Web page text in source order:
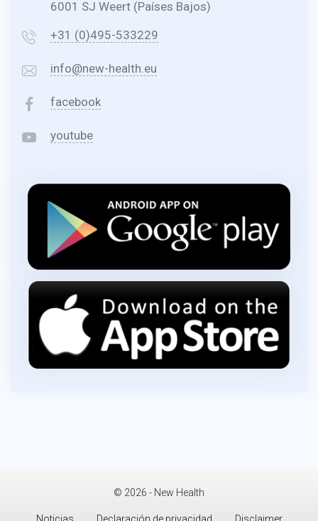
6001 SJ Weert (Países Bajos)
+31 (0)495-533229
info@new-health.eu
facebook
youtube
© 2026 - New Health